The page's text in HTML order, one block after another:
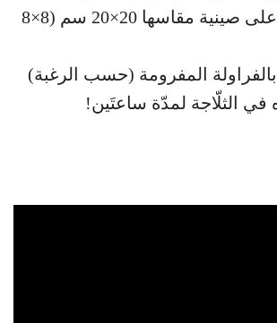
2) مدّوا المزيج على صينية مقاسها 20×20 سم (8×8